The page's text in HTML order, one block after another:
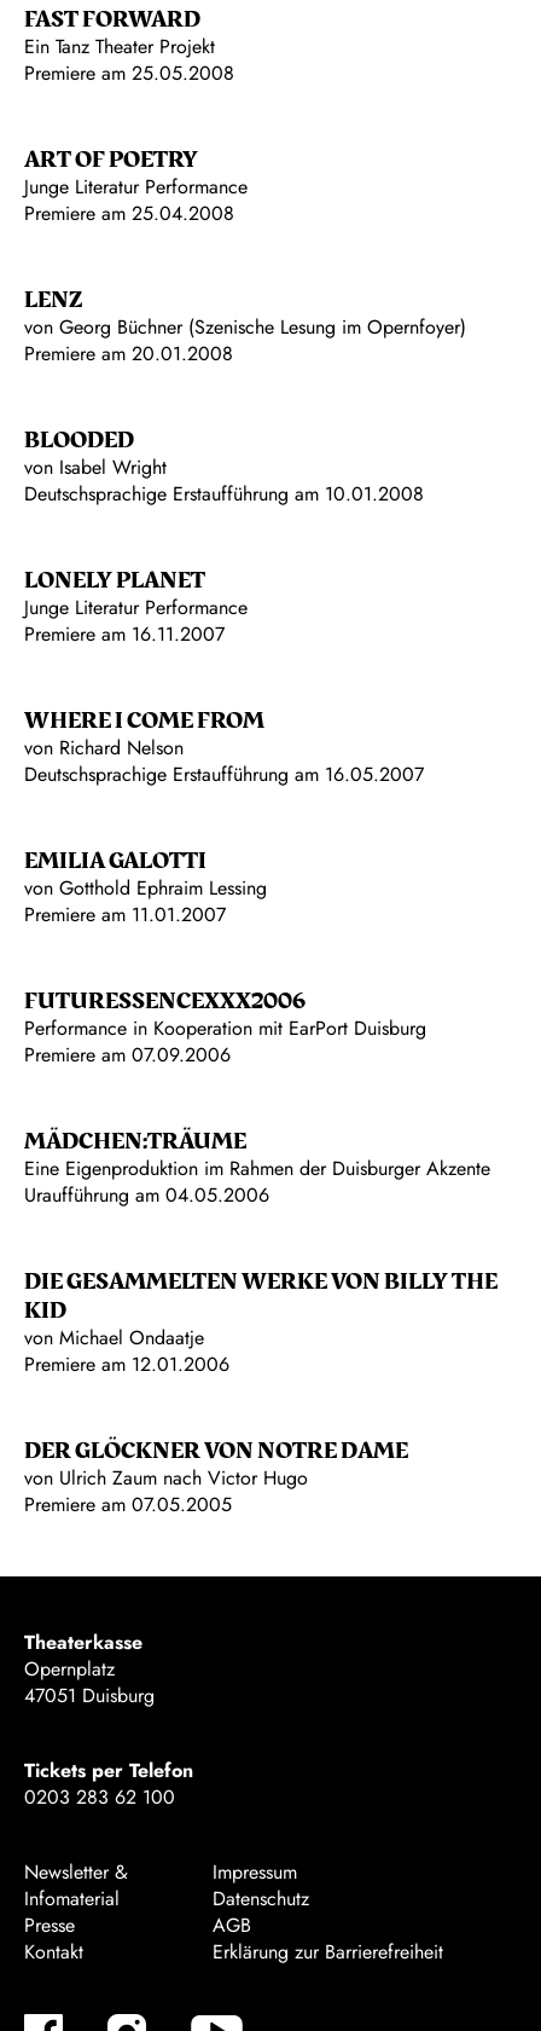
FAST FORWARD
Ein Tanz Theater Projekt
Premiere am 25.05.2008
ART OF POETRY
Junge Literatur Performance
Premiere am 25.04.2008
LENZ
von Georg Büchner (Szenische Lesung im Opernfoyer)
Premiere am 20.01.2008
BLOODED
von Isabel Wright
Deutschsprachige Erstaufführung am 10.01.2008
LONELY PLANET
Junge Literatur Performance
Premiere am 16.11.2007
WHERE I COME FROM
von Richard Nelson
Deutschsprachige Erstaufführung am 16.05.2007
EMILIA GALOTTI
von Gotthold Ephraim Lessing
Premiere am 11.01.2007
FUTURESSENCEXXX2006
Performance in Kooperation mit EarPort Duisburg
Premiere am 07.09.2006
MÄDCHEN:TRÄUME
Eine Eigenproduktion im Rahmen der Duisburger Akzente
Uraufführung am 04.05.2006
DIE GESAMMELTEN WERKE VON BILLY THE
KID
von Michael Ondaatje
Premiere am 12.01.2006
DER GLÖCKNER VON NOTRE DAME
von Ulrich Zaum nach Victor Hugo
Premiere am 07.05.2005
Theaterkasse
Opernplatz
47051 Duisburg
Tickets per Telefon
0203 283 62 100
Newsletter &
Infomaterial
Presse
Kontakt
Impressum
Datenschutz
AGB
Erklärung zur Barrierefreiheit